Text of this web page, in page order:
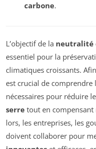
carbone.
L’objectif de la neutralité
essentiel pour la
climatiques croissants.
est crucial de comprendre
nécessaires pour réduire
serre tout en
lors, les entreprises, les
doivent collaborer pour